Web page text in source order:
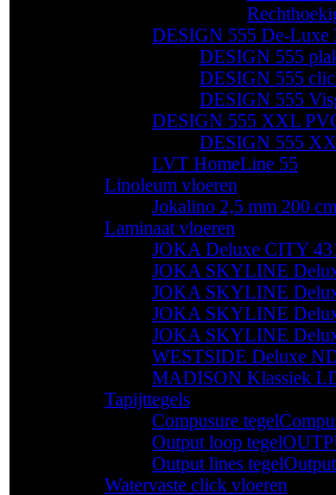
DESIGN 555 De-Luxe
DESIGN 555
DESIGN 555
DESIGN 555
DESIGN 555 XXL
DESIGN 555
LVT HomeLine 55
Linoleum vloeren
Jokalino 2,5 mm 200 cm
Laminaat vloeren
JOKA Deluxe CITY
JOKA SKYLINE
JOKA SKYLINE
JOKA SKYLINE
JOKA SKYLINE
WESTSIDE Deluxe
MADISON Klassiek
Tapijttegels
Compusure tegel
Output loop tegel
Output lines tegel
Watervaste click vloeren